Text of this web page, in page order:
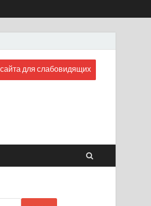
Россия"
для слабовидящих